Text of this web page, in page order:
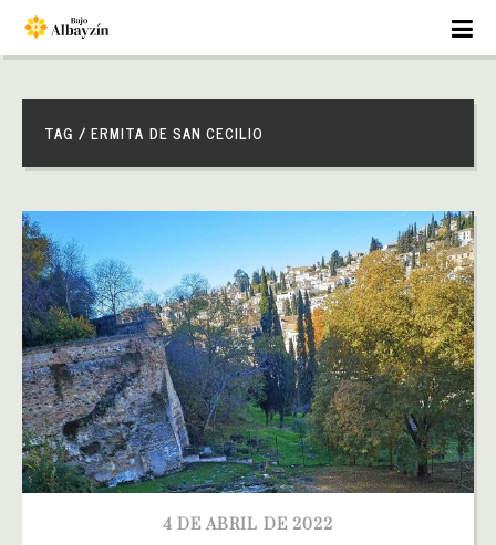
TAG / ERMITA DE SAN CECILIO
4 DE ABRIL DE 2022